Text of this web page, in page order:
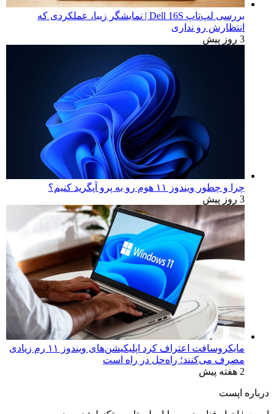
بررسی لپ‌تاپ Dell 16S | نمایشگر زیبا، عملکردی که
انتظارش رو نداری
3 روز پیش
چرا و چطور ویندوز ۱۱ هوم رو به پرو آپگرید کنیم؟
3 روز پیش
مایکروسافت اعتراف کرد اپلیکیشن‌های ویندوز ۱۱ رم زیادی
مصرف می‌کنند؛ راه‌حل در راه است
2 هفته پیش
درباره اپست